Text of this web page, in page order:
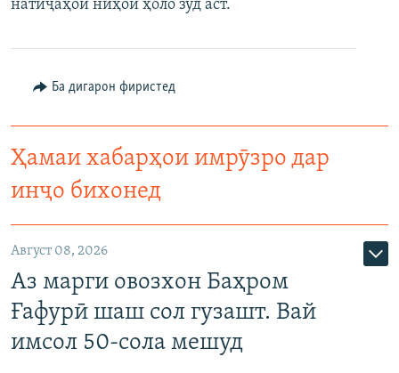
Ҳамаи сомонаҳои RFE/RL
натиҷаҳои ниҳоӣ ҳоло зуд аст.
Ба дигарон фиристед
Ҳамаи хабарҳои имрӯзро дар
инҷо бихонед
Август 08, 2026
Аз марги овозхон Баҳром
Ғафурӣ шаш сол гузашт. Вай
имсол 50-сола мешуд